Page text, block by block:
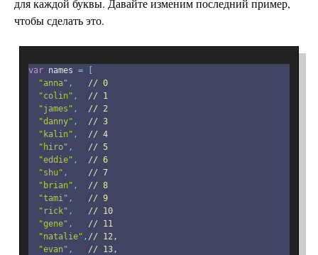
для каждой буквы. Давайте изменим последний пример,
чтобы сделать это.
var names =
"anna" ,
// 0
"colin" ,
// 1
"james" ,
// 2
"danny" ,
// 3
"kalin" ,
// 4
"hiro" ,
// 5
"eddie" ,
// 6
"shu" ,
// 7
"brian" ,
// 8
"tami" ,
// 9
"rick" ,
// 10
"gene" ,
// 11
"natalie" , // 12,
"evan" ,
// 13,